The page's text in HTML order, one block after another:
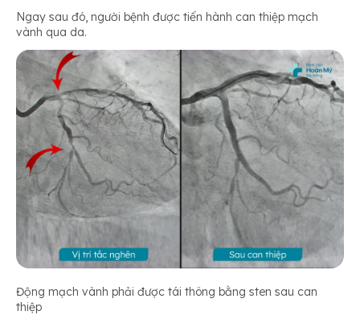
Ngay sau đó, người bệnh được tiến hành can thiệp mạch
vành qua da.
Động mạch vành phải được tái thông bằng sten sau can
thiệp